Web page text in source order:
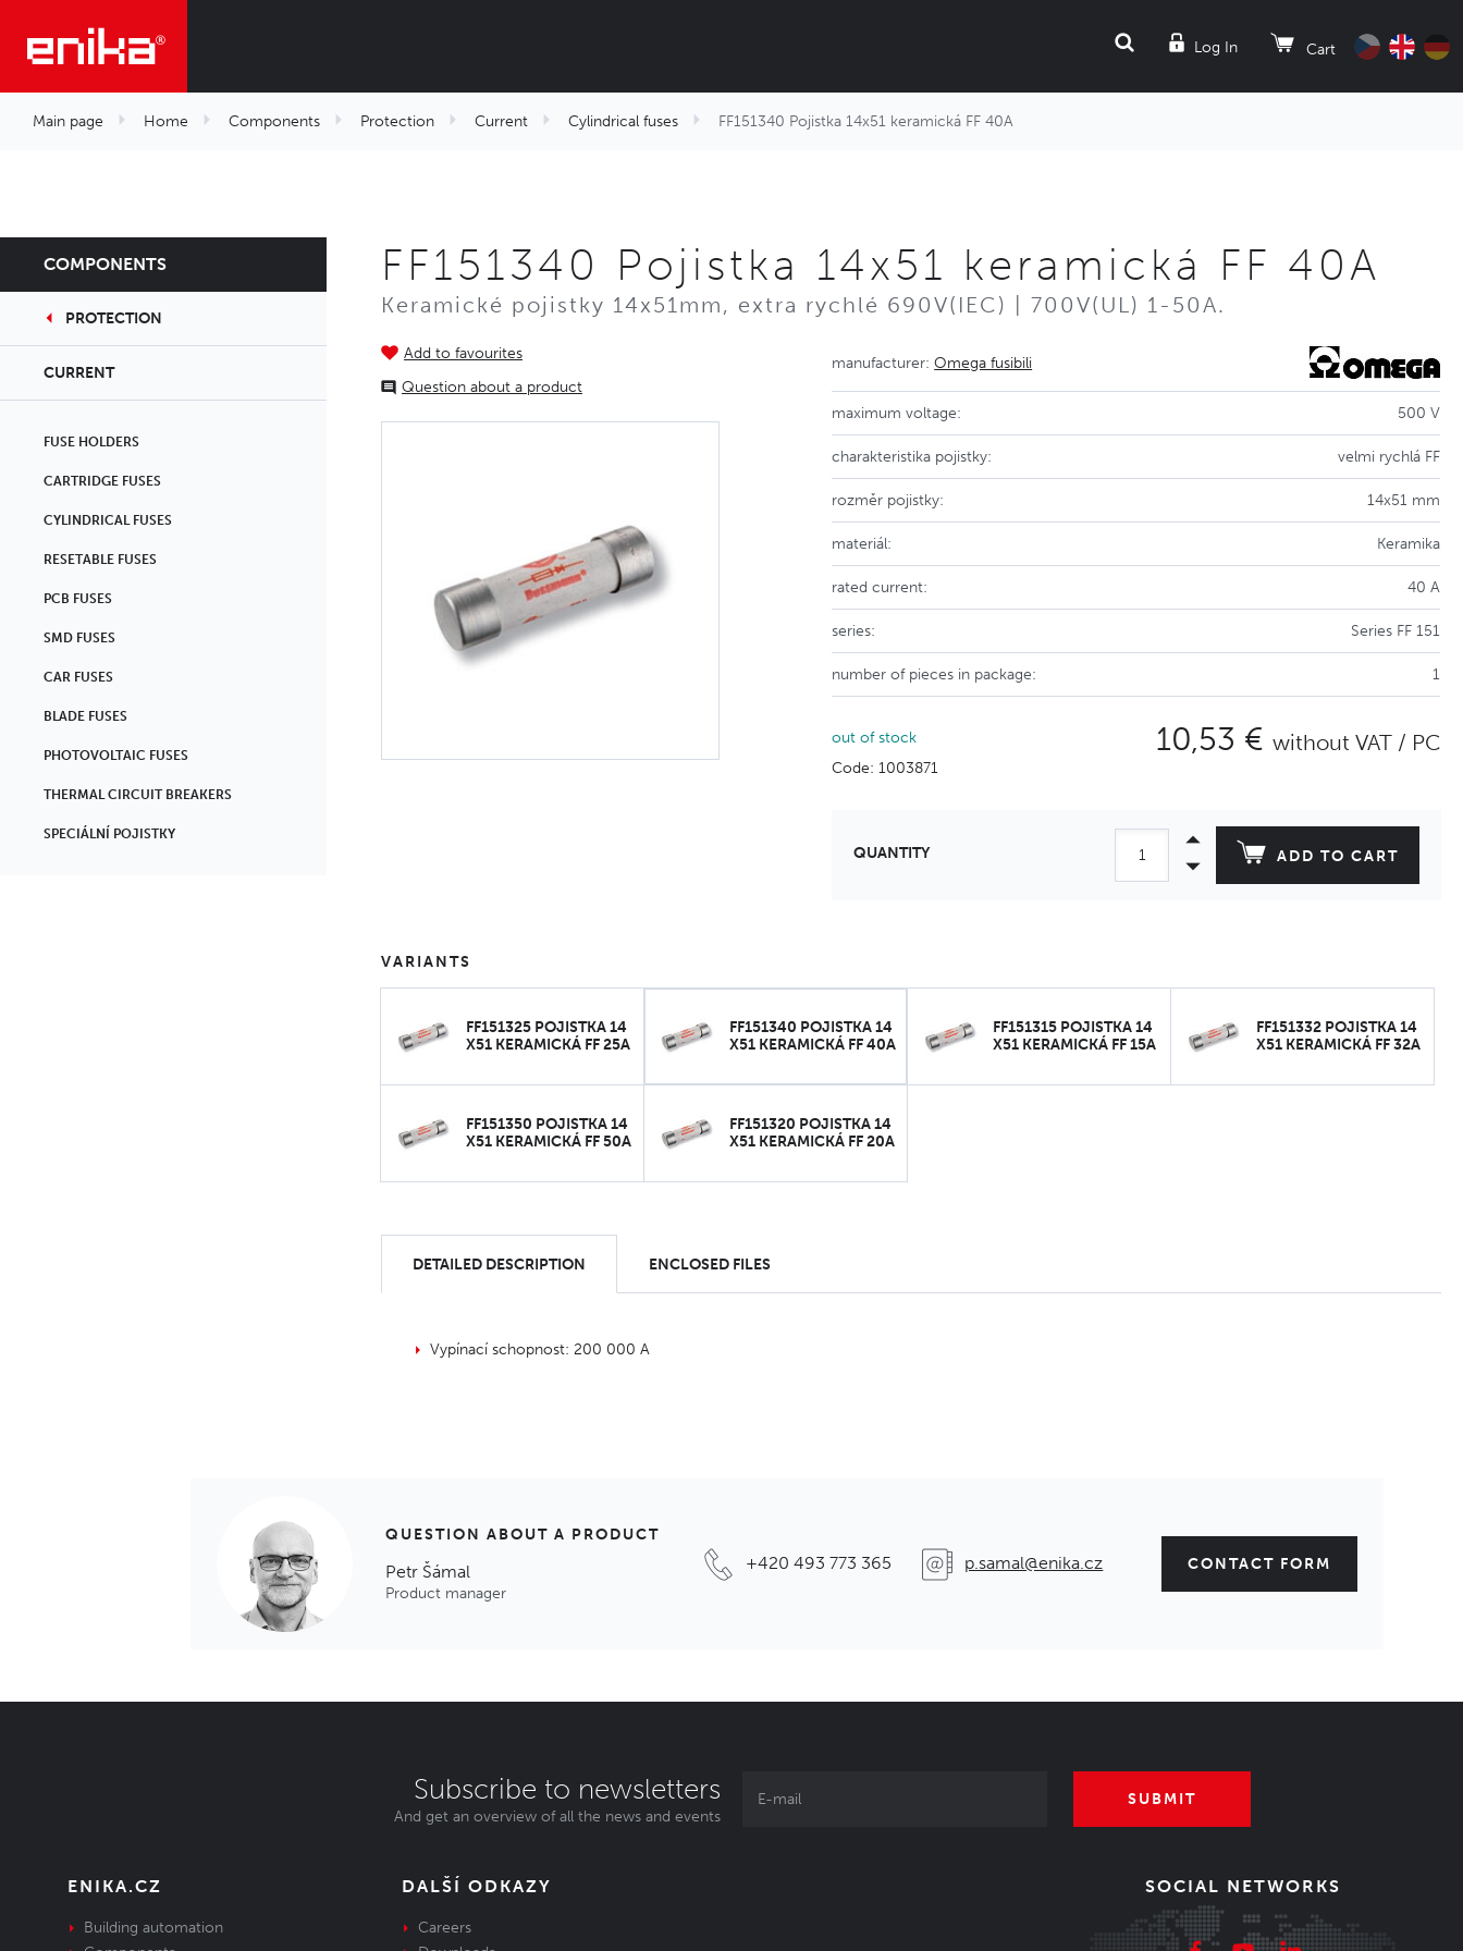
Log In Cart
SEARCH
Main page Home Components Protection Current Cylindrical fuses FF151340 Pojistka 14x51 keramická FF 40A
COMPONENTS
PROTECTION
CURRENT
FUSE HOLDERS
CARTRIDGE FUSES
CYLINDRICAL FUSES
RESETABLE FUSES
PCB FUSES
SMD FUSES
CAR FUSES
BLADE FUSES
PHOTOVOLTAIC FUSES
THERMAL CIRCUIT BREAKERS
SPECIÁLNÍ POJISTKY
FF151340 Pojistka 14x51 keramická FF 40A
Keramické pojistky 14x51mm, extra rychlé 690V(IEC) | 700V(UL) 1-50A.
Add to favourites
Question about a product
manufacturer:Omega fusibili
maximum voltage: 500 V
charakteristika pojistky: velmi rychlá FF
rozměr pojistky: 14x51 mm
materiál: Keramika
rated current: 40 A
series: Series FF 151
number of pieces in package: 1
out of stock
Code: 1003871
10,53 € without VAT / PC
QUANTITY ADD TO CART
VARIANTS
FF151325 POJISTKA 14
X51 KERAMICKÁ FF 25A
FF151340 POJISTKA 14
X51 KERAMICKÁ FF 40A
FF151315 POJISTKA 14
X51 KERAMICKÁ FF 15A
FF151332 POJISTKA 14
X51 KERAMICKÁ FF 32A
FF151350 POJISTKA 14
X51 KERAMICKÁ FF 50A
FF151320 POJISTKA 14
X51 KERAMICKÁ FF 20A
DETAILED DESCRIPTION ENCLOSED FILES
Vypínací schopnost: 200 000 A
QUESTION ABOUT A PRODUCT
Petr Šámal
Product manager
+420 493 773 365 p.samal@enika.cz CONTACT FORM
Subscribe to newsletters
And get an overview of all the news and events
SUBMIT
ENIKA.CZ
Building automation
DALŠÍ ODKAZY
Careers
SOCIAL NETWORKS